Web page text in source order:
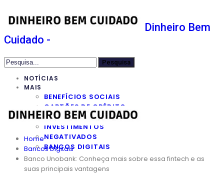
Dinheiro Bem
Cuidado -
NOTÍCIAS
MAIS
BENEFÍCIOS SOCIAIS
CARTÕES DE CRÉDITO
EMPRÉSTIMOS
INVESTIMENTOS
NEGATIVADOS
BANCOS DIGITAIS
Home
Bancos Digitais
Banco Unobank: Conheça mais sobre essa fintech e as
suas principais vantagens